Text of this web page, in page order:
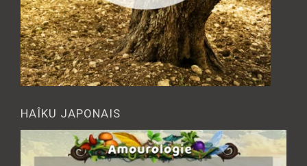
HAÎKU JAPONAIS